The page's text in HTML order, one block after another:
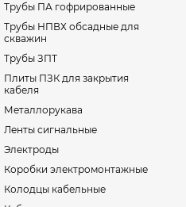
Трубы ПА гофрированные
Трубы НПВХ обсадные для
скважин
Трубы ЗПТ
Плиты ПЗК для закрытия
кабеля
Металлорукава
Ленты сигнальные
Электроды
Коробки электромонтажные
Колодцы кабельные